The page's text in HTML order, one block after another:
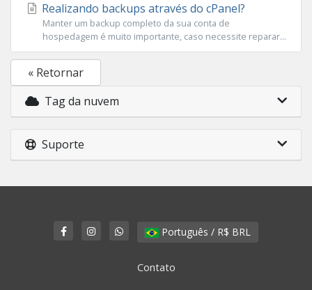
Realizando backups através do cPanel?
Manter um backup completo da sua conta de
hospedagem é muito importante, caso necessite reparar...
« Retornar
Tag da nuvem
Suporte
Português / R$ BRL
Contato